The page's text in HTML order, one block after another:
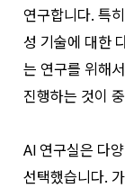
연구합니다. 특
성 기술에 대한
는 연구를 위해
진행하는 것이
AI 연구실은 다
선택했습니다.